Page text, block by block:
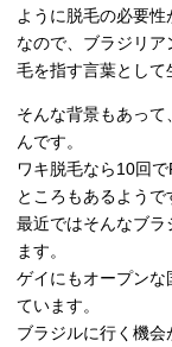
ように脱毛の必要性
なので、ブラジリ
毛を指す言葉として
そんな背景もあっ
んです。
ワキ脱毛なら10回
ところもあるようで
最近ではそんなブ
ます。
ゲイにもオープン
ています。
ブラジルに行く機